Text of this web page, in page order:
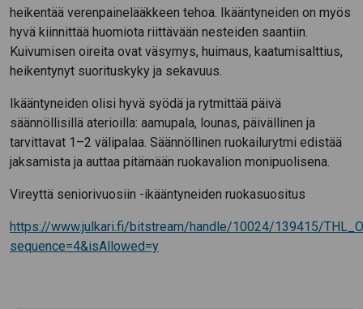
heikentää verenpainelääkkeen tehoa. Ikääntyneiden on myös
hyvä kiinnittää huomiota riittävään nesteiden saantiin.
Kuivumisen oireita ovat väsymys, huimaus, kaatumisalttius,
heikentynyt suorituskyky ja sekavuus.
Ikääntyneiden olisi hyvä syödä ja rytmittää päivä
säännöllisillä aterioilla: aamupala, lounas, päivällinen ja
tarvittavat 1–2 välipalaa. Säännöllinen ruokailurytmi edistää
jaksamista ja auttaa pitämään ruokavalion monipuolisena.
Vireyttä seniorivuosiin -ikääntyneiden ruokasuositus
https://www.julkari.fi/bitstream/handle/10024/139415/
sequence=4&isAllowed=y